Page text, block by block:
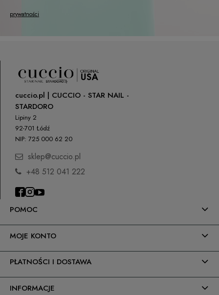
prywatności
POMOC
MOJE KONTO
PŁATNOŚCI I DOSTAWA
INFORMACJE
cuccio.pl | CUCCIO - STAR NAIL -
STARDORO
Lipiny 2
92-701 Łódź
NIP: 725 000 62 20
sklep@cuccio.pl
+48 512 041 222